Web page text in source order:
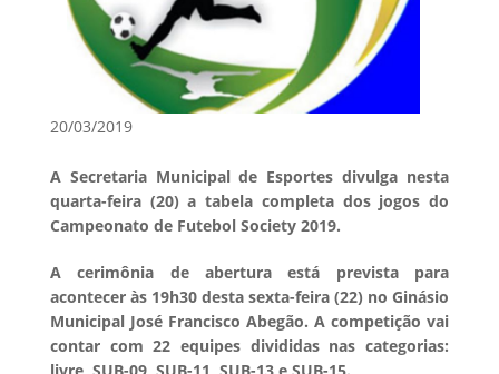
20/03/2019
A Secretaria Municipal de Esportes divulga nesta
quarta-feira (20) a tabela completa dos jogos do
Campeonato de Futebol Society 2019.
A cerimônia de abertura está prevista para
acontecer às 19h30 desta sexta-feira (22) no Ginásio
Municipal José Francisco Abegão. A competição vai
contar com 22 equipes divididas nas categorias:
livre, SUB-09, SUB-11, SUB-13 e SUB-15.